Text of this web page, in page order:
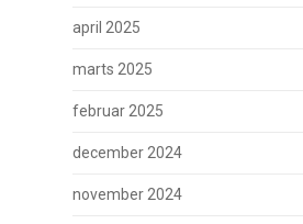
april 2025
marts 2025
februar 2025
december 2024
november 2024